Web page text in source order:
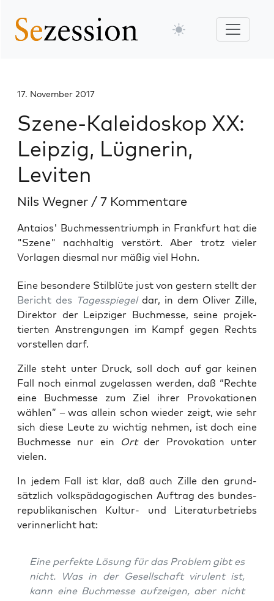
17. November 2017
Szene-Kaleidoskop XX:
Leipzig, Lügnerin,
Leviten
Nils Wegner / 7 Kommentare
Antaios' Buchmessentriumph in Frankfurt hat die
"Szene" nachhaltig verstört. Aber trotz vieler
Vorlagen diesmal nur mäßig viel Hohn.
Eine beson­de­re Stil­blü­te just von ges­tern stellt der
Bericht des Tages­spie­geldar, in dem Oli­ver Zil­le,
Direk­tor der Leip­zi­ger Buch­mes­se, sei­ne pro­jek­
tier­ten Anstren­gun­gen im Kampf gegen Rechts
vor­stel­len darf.
Zil­le steht unter Druck, soll doch auf gar kei­nen
Fall noch ein­mal zuge­las­sen wer­den, daß “Rech­te
eine Buch­mes­se zum Ziel ihrer Pro­vo­ka­tio­nen
wäh­len” – was allein schon wie­der zeigt, wie sehr
sich die­se Leu­te zu wich­tig neh­men, ist doch eine
Buch­mes­se nur ein Ortder Pro­vo­ka­ti­on unter
vielen.
In jedem Fall ist klar, daß auch Zil­le den grund­
sätz­lich volks­päd­ago­gi­schen Auf­trag des bun­des­
re­pu­bli­ka­ni­schen Kul­tur- und Lite­ra­tur­be­triebs
ver­in­ner­licht hat:
Eine per­fek­te Lösung für das Pro­blem gibt es
nicht. Was in der Gesell­schaft viru­lent ist,
kann eine Buch­mes­se auf­zei­gen, aber nicht